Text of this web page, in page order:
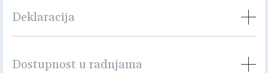
Deklaracija
Dostupnost u radnjama